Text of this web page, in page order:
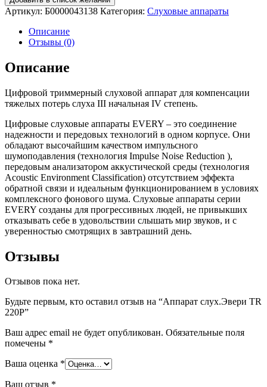
Артикул: Б0000043138 Категория: Слуховые аппараты
Описание
Отзывы (0)
Описание
Цифровой триммерный слуховой аппарат для компенсации
тяжелых потерь слуха III начальная IV степень.
Цифровые слуховые аппараты EVERY – это соединение
надежности и передовых технологий в одном корпусе. Они
обладают высочайшим качеством импульсного
шумоподавления (технология Impulse Noise Reduction ),
передовым анализатором аккустической среды (технология
Acoustic Environment Classification) отсутствием эффекта
обратной связи и идеальным функционированием в условиях
комплексного фонового шума. Слуховые аппараты серии
EVERY созданы для прогрессивных людей, не привыкших
отказывать себе в удовольствии слышать мир звуков, и с
уверенностью смотрящих в завтрашний день.
Отзывы
Отзывов пока нет.
Будьте первым, кто оставил отзыв на “Аппарат слух.Эвери TR
220Р”
Ваш адрес email не будет опубликован. Обязательные поля
помечены *
Ваша оценка *
Ваш отзыв *